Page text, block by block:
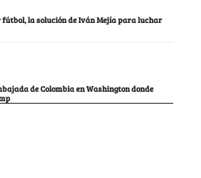
la solución de Iván Mejía para luchar
de Colombia en Washington donde